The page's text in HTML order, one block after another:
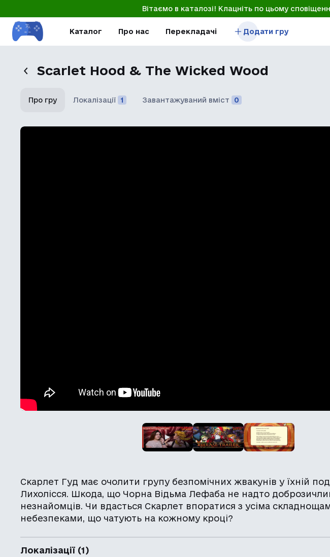
Вітаємо в каталозі! Клацніть по цьому
Каталог Про нас Перекладачі Додати гру
Scarlet Hood & The Wicked Wood
Про гру Локалізації 1 Завантажуваний вміст 0
Скарлет Гуд має очолити групу безпомічних жвакунів у їхній
Лихолісся. Шкода, що Чорна Відьма Лефаба не надто
незнайомців. Чи вдасться Скарлет впоратися з усіма
небезпеками, що чатують на кожному кроці?
Локалізації (1)